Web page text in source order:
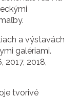
a výstavách
galériami.
2017, 2018,
tvorivé